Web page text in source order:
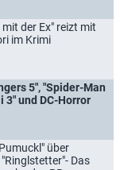
der Ex" reizt mit
im Krimi
5", "Spider-Man
3" und DC-Horror
über
Das